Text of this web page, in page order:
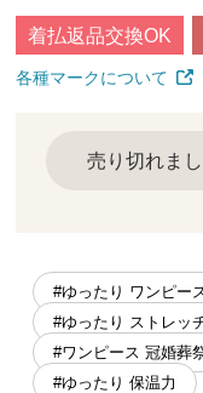
着払返品交換OK
各種マークについて
売り切れま
#ゆったり ワンピー
#ゆったり ストレッ
#ワンピース 冠婚葬
#ゆったり 保温力